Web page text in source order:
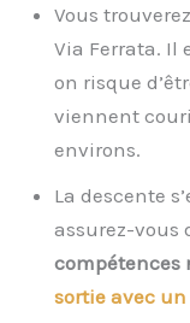
Vous
Via Ferrata. Il
on risque
viennent
environs.
La descente
assurez-vous
compétences
sortie avec